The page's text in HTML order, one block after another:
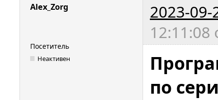
Alex_Zorg
2023-09-
12:11:08
Посетитель
Неактивен
по